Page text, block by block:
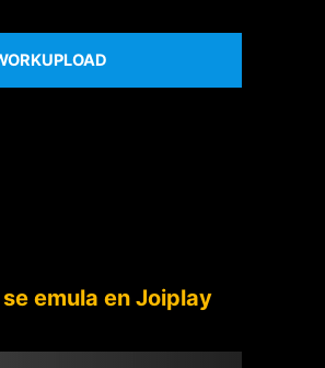
emula en Joiplay